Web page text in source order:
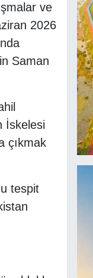
ve
2026
Saman
İskelesi
çıkmak
tespit